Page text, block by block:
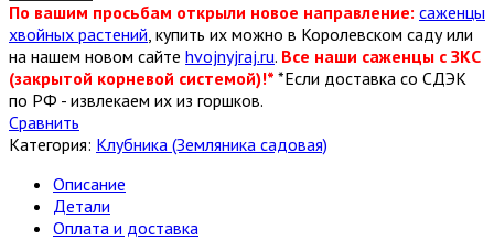
По вашим просьбам открыли новое направление: саженцы
хвойных растений, купить их можно в Королевском саду или
на нашем новом сайте hvojnyjraj.ru. Все наши саженцы с ЗКС
(закрытой корневой системой)!* *Если доставка со СДЭК
по РФ - извлекаем их из горшков.
Сравнить
Категория: Клубника (Земляника садовая)
Описание
Детали
Оплата и доставка